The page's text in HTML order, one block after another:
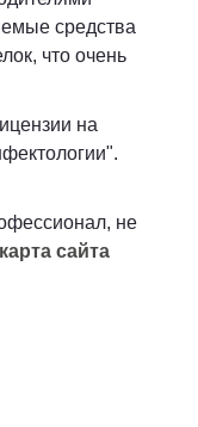
средства
что очень
на
не
карта сайта